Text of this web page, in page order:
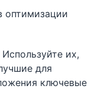
оптимизации
Используйте их,
для
ключевые